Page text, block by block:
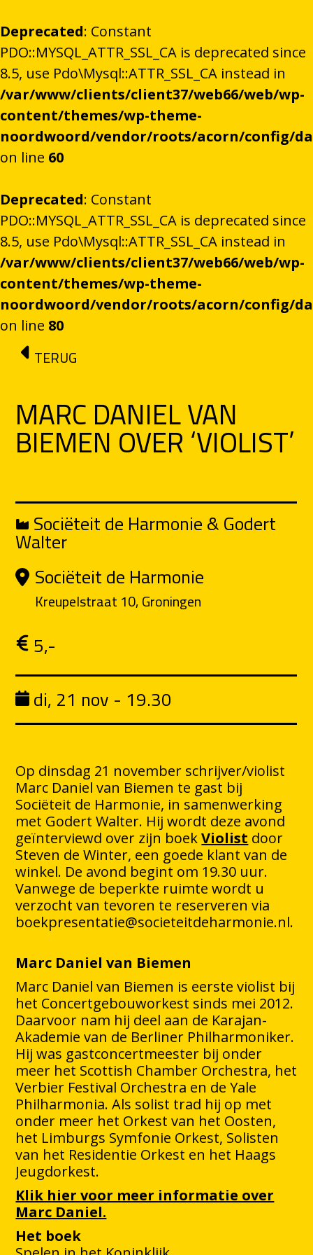
Deprecated: Constant
PDO::MYSQL_ATTR_SSL_CA is deprecated since
8.5, use Pdo\Mysql::ATTR_SSL_CA instead in
/var/www/clients/client37/web66/web/wp-
content/themes/wp-theme-
noordwoord/vendor/roots/acorn/config/
on line 60
Deprecated: Constant
PDO::MYSQL_ATTR_SSL_CA is deprecated since
8.5, use Pdo\Mysql::ATTR_SSL_CA instead in
/var/www/clients/client37/web66/web/wp-
content/themes/wp-theme-
noordwoord/vendor/roots/acorn/config/
on line 80
Ga naar de inhoud
TERUG
MARC DANIEL VAN
BIEMEN OVER ‘VIOLIST’
Sociëteit de Harmonie & Godert
Walter
Sociëteit de Harmonie
Kreupelstraat 10, Groningen
5,-
di, 21 nov - 19.30
Op dinsdag 21 november schrijver/violist
Marc Daniel van Biemen te gast bij
Sociëteit de Harmonie, in samenwerking
met Godert Walter. Hij wordt deze avond
geïnterviewd over zijn boekViolist door
Steven de Winter, een goede klant van de
winkel. De avond begint om 19.30 uur.
Vanwege de beperkte ruimte wordt u
verzocht van tevoren te reserveren via
boekpresentatie@societeitdeharmonie.nl.
Marc Daniel van Biemen
Marc Daniel van Biemen is eerste violist bij
het Concertgebouworkest sinds mei 2012.
Daarvoor nam hij deel aan de Karajan-
Akademie van de Berliner Philharmoniker.
Hij was gastconcertmeester bij onder
meer het Scottish Chamber Orchestra, het
Verbier Festival Orchestra en de Yale
Philharmonia. Als solist trad hij op met
onder meer het Orkest van het Oosten,
het Limburgs Symfonie Orkest, Solisten
van het Residentie Orkest en het Haags
Jeugdorkest.
Klik hier voor meer informatie over
Marc Daniel.
Het boek